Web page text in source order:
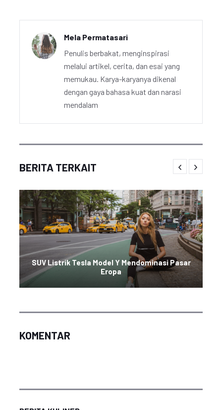
Mela Permatasari
Penulis berbakat, menginspirasi
melalui artikel, cerita, dan esai yang
memukau. Karya-karyanya dikenal
dengan gaya bahasa kuat dan narasi
mendalam
BERITA TERKAIT
SUV Listrik Tesla Model Y Mendominasi Pasar
Eropa
KOMENTAR